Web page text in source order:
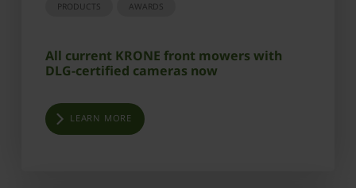
PRODUCTS AWARDS
All current KRONE front mowers with
DLG-certified cameras now
LEARN MORE